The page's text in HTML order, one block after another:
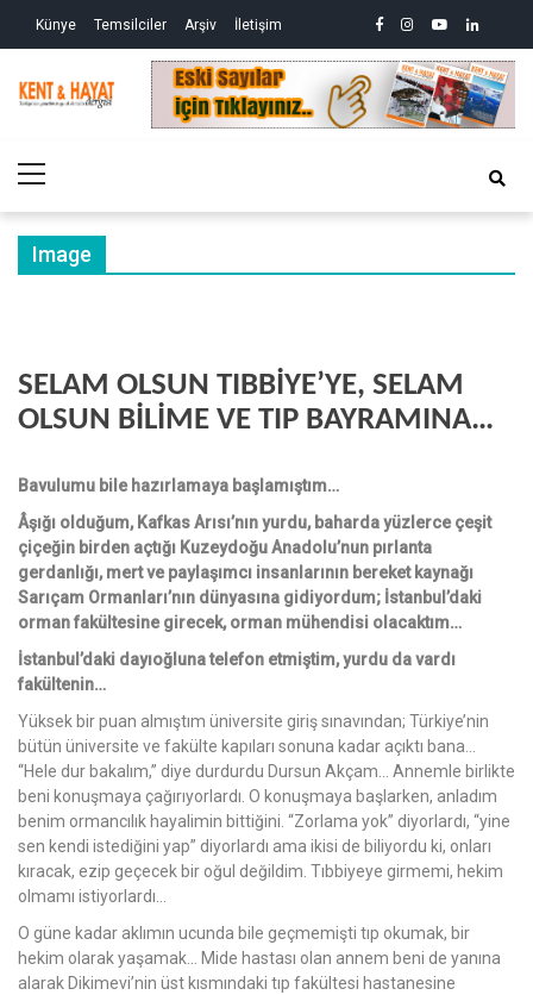
Künye Temsilciler Arşiv İletişim facebook
instagram
youtubelinkedin
ve
Kent&Hayat
Yönetim ve Genel Aktüalite Dergisi
Menu
Image
SELAM OLSUN TIBBİYE’YE, SELAM
OLSUN BİLİME VE TIP BAYRAMINA…
Bavulumu bile hazırlamaya başlamıştım…
Âşığı olduğum, Kafkas Arısı’nın yurdu, baharda yüzlerce çeşit
çiçeğin birden açtığı Kuzeydoğu Anadolu’nun pırlanta
gerdanlığı, mert ve paylaşımcı insanlarının bereket kaynağı
Sarıçam Ormanları’nın dünyasına gidiyordum; İstanbul’daki
orman fakültesine girecek, orman mühendisi olacaktım…
İstanbul’daki dayıoğluna telefon etmiştim, yurdu da vardı
fakültenin…
Yüksek bir puan almıştım üniversite giriş sınavından; Türkiye’nin
bütün üniversite ve fakülte kapıları sonuna kadar açıktı bana…
“Hele dur bakalım,” diye durdurdu Dursun Akçam… Annemle birlikte
beni konuşmaya çağırıyorlardı. O konuşmaya başlarken, anladım
benim ormancılık hayalimin bittiğini. “Zorlama yok” diyorlardı, “yine
sen kendi istediğini yap” diyorlardı ama ikisi de biliyordu ki, onları
kıracak, ezip geçecek bir oğul değildim. Tıbbiyeye girmemi, hekim
olmamı istiyorlardı…
O güne kadar aklımın ucunda bile geçmemişti tıp okumak, bir
hekim olarak yaşamak… Mide hastası olan annem beni de yanına
alarak Dikimevi’nin üst kısmındaki tıp fakültesi hastanesine